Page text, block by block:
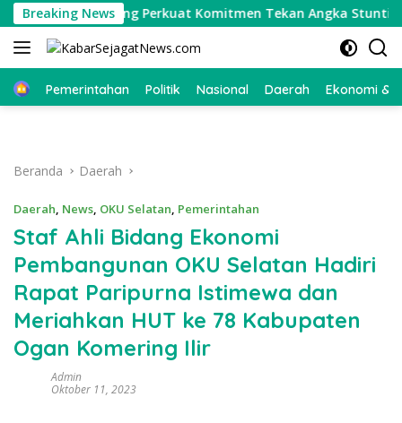
Langsung
ke
konten
Breaking News
Stunting Perkuat Komitmen Tekan Angka Stunting, Dan
Beranda
Pemerintahan Politik Nasional Daerah Ekonomi &
Beranda Daerah
Daerah, News, OKU Selatan, Pemerintahan
Staf Ahli Bidang Ekonomi
Pembangunan OKU Selatan Hadiri
Rapat Paripurna Istimewa dan
Meriahkan HUT ke 78 Kabupaten
Ogan Komering Ilir
Admin
Oktober 11, 2023